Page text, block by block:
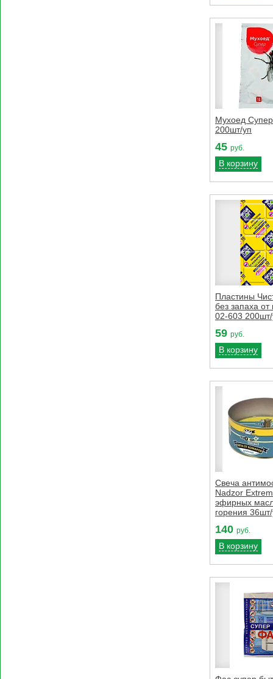
Мухоед
200шт/уп
45 руб.
В корзину
Пластины
без запаха от
02-603
59 руб.
В корзину
Свеча
Nadzor
эфирных
горения
140 руб.
В корзину